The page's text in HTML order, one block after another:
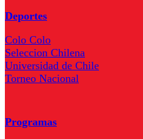
Deportes
Colo Colo
Seleccion Chilena
Universidad de Chile
Torneo Nacional
Programas